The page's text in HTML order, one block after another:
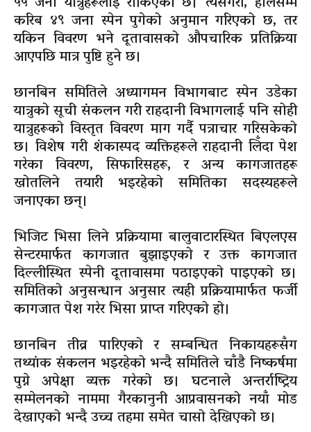
करिब ४९ जना स्पेन पुगेको अनुमान गरिएको छ, तर
यकिन विवरण भने दूतावासको औपचारिक प्रतिक्रिया
आएपछि मात्र पुष्टि हुने छ।
छानबिन समितिले अध्यागमन विभागबाट स्पेन उडेका
यात्रुको सूची संकलन गरी राहदानी विभागलाई पनि सोही
यात्रुहरूको विस्तृत विवरण माग गर्दै पत्राचार गरिसकेको
छ। विशेष गरी शंकास्पद व्यक्तिहरूले राहदानी लिँदा पेश
गरेका विवरण, सिफारिसहरू, र अन्य कागजातहरू
खोतलिने तयारी भइरहेको समितिका सदस्यहरूले
जनाएका छन्।
भिजिट भिसा लिने प्रक्रियामा बालुवाटारस्थित बिएलएस
सेन्टरमार्फत कागजात बुझाइएको र उक्त कागजात
दिल्लीस्थित स्पेनी दूतावासमा पठाइएको पाइएको छ।
समितिको अनुसन्धान अनुसार त्यही प्रक्रियामार्फत फर्जी
कागजात पेश गरेर भिसा प्राप्त गरिएको हो।
छानबिन तीव्र पारिएको र सम्बन्धित निकायहरूसँग
तथ्यांक संकलन भइरहेको भन्दै समितिले चाँडै निष्कर्षमा
पुग्ने अपेक्षा व्यक्त गरेको छ। घटनाले अन्तर्राष्ट्रिय
सम्मेलनको नाममा गैरकानुनी आप्रवासनको नयाँ मोड
देखाएको भन्दै उच्च तहमा समेत चासो देखिएको छ।